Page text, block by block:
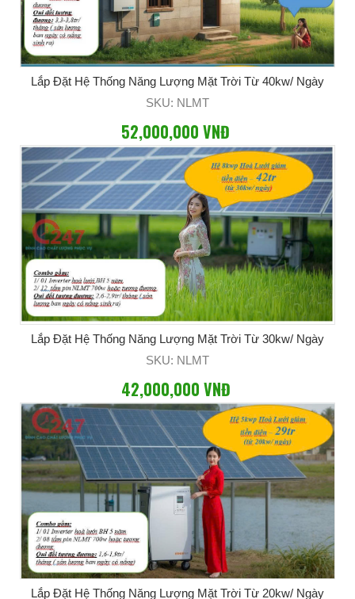
Lắp Đặt Hệ Thống Năng Lượng Mặt Trời Từ 40kw/ Ngày
SKU: NLMT
52,000,000 VNĐ
Lắp Đặt Hệ Thống Năng Lượng Mặt Trời Từ 30kw/ Ngày
SKU: NLMT
42,000,000 VNĐ
Lắp Đặt Hệ Thống Năng Lượng Mặt Trời Từ 20kw/ Ngày